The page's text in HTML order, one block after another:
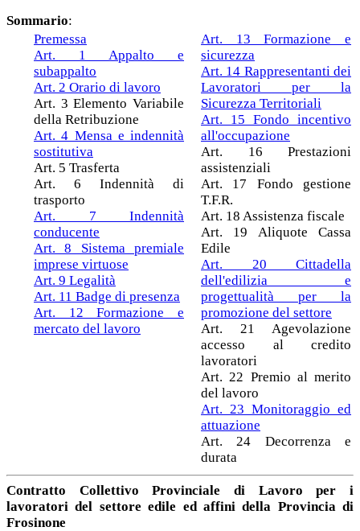
Sommario:
Premessa
Art. 1 Appalto e
subappalto
Art. 2 Orario di lavoro
Art. 3 Elemento Variabile
della Retribuzione
Art. 4 Mensa e indennità
sostitutiva
Art. 5 Trasferta
Art. 6 Indennità di
trasporto
Art. 7 Indennità
conducente
Art. 8 Sistema premiale
imprese virtuose
Art. 9 Legalità
Art. 11 Badge di presenza
Art. 12 Formazione e
mercato del lavoro
Art. 13 Formazione e
sicurezza
Art. 14 Rappresentanti dei
Lavoratori per la
Sicurezza Territoriali
Art. 15 Fondo incentivo
all'occupazione
Art. 16 Prestazioni
assistenziali
Art. 17 Fondo gestione
T.F.R.
Art. 18 Assistenza fiscale
Art. 19 Aliquote Cassa
Edile
Art. 20 Cittadella
dell'edilizia e
progettualità per la
promozione del settore
Art. 21 Agevolazione
accesso al credito
lavoratori
Art. 22 Premio al merito
del lavoro
Art. 23 Monitoraggio ed
attuazione
Art. 24 Decorrenza e
durata
Contratto Collettivo Provinciale di Lavoro per i
lavoratori del settore edile ed affini della Provincia di
Frosinone